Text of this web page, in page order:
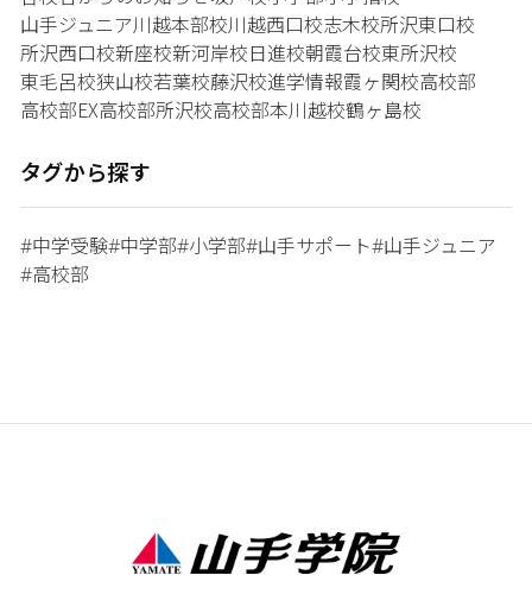
山手ジュニア川越本部校川越西口校志木校所沢東口校
所沢西口校新座校新河岸校日進校朝霞台校東所沢校
東毛呂校狭山校若葉校藤沢校進学情報霞ヶ関校高校部
高校部EX高校部所沢校高校部本川越校鶴ヶ島校
タグから探す
#中学受験#中学部#小学部#山手サポート#山手ジュニア
#高校部